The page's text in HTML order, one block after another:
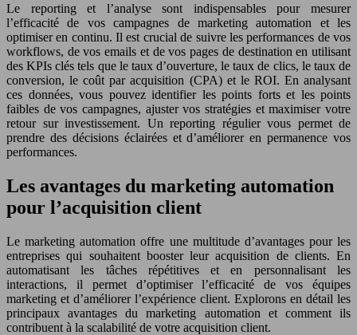
Le reporting et l’analyse sont indispensables pour mesurer
l’efficacité de vos campagnes de marketing automation et les
optimiser en continu. Il est crucial de suivre les performances de vos
workflows, de vos emails et de vos pages de destination en utilisant
des KPIs clés tels que le taux d’ouverture, le taux de clics, le taux de
conversion, le coût par acquisition (CPA) et le ROI. En analysant
ces données, vous pouvez identifier les points forts et les points
faibles de vos campagnes, ajuster vos stratégies et maximiser votre
retour sur investissement. Un reporting régulier vous permet de
prendre des décisions éclairées et d’améliorer en permanence vos
performances.
Les avantages du marketing automation
pour l’acquisition client
Le marketing automation offre une multitude d’avantages pour les
entreprises qui souhaitent booster leur acquisition de clients. En
automatisant les tâches répétitives et en personnalisant les
interactions, il permet d’optimiser l’efficacité de vos équipes
marketing et d’améliorer l’expérience client. Explorons en détail les
principaux avantages du marketing automation et comment ils
contribuent à la scalabilité de votre acquisition client.